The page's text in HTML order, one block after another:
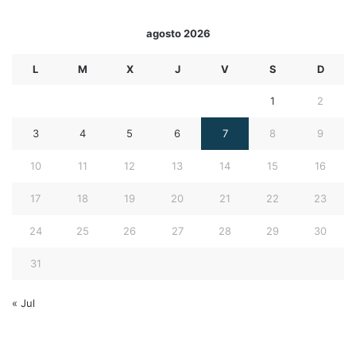
agosto 2026
L M X J V S D
1 2
3 4 5 6 7 8 9
10 11 12 13 14 15 16
17 18 19 20 21 22 23
24 25 26 27 28 29 30
31
« Jul